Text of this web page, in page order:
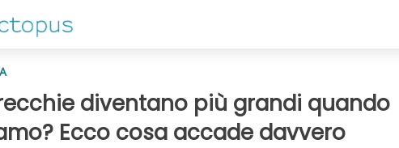
diventano più grandi quando
Ecco cosa accade davvero